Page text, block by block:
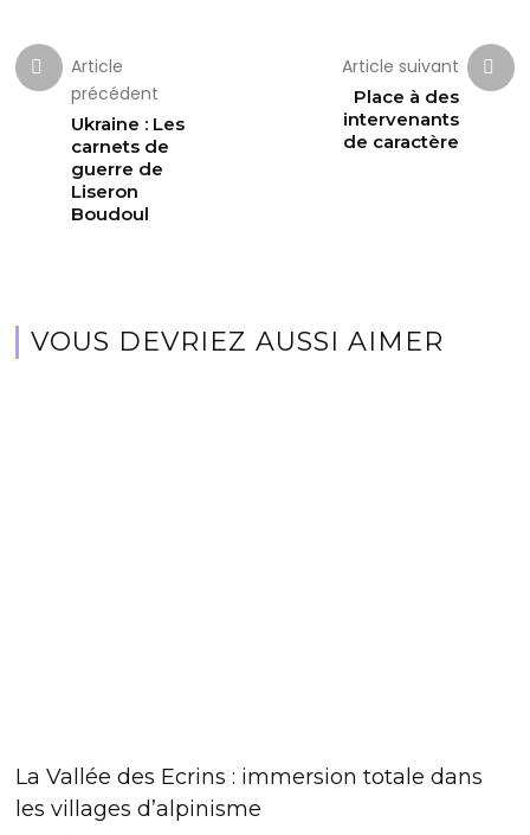
Article
précédent
Ukraine : Les
carnets de
guerre de
Liseron
Boudoul
Article suivant
Place à des
intervenants
de caractère
VOUS DEVRIEZ AUSSI AIMER
La Vallée des Ecrins : immersion totale dans
les villages d’alpinisme